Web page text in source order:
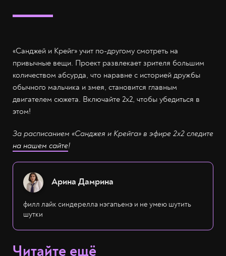
«Санджей и Крейг» учит по-другому смотреть на
привычные вещи. Проект развлекает зрителя большим
количеством абсурда, что наравне с историей дружбы
обычного мальчика и змея, становится главным
двигателем сюжета. Включайте 2х2, чтобы убедиться в
этом!
За расписанием «Санджея и Крейга» в эфире 2х2 следите
на нашем сайте!
Арина Дамрина
филл лайк синдерелла нэгапьенэ и не умею шутить
шутки
Читайте ещё